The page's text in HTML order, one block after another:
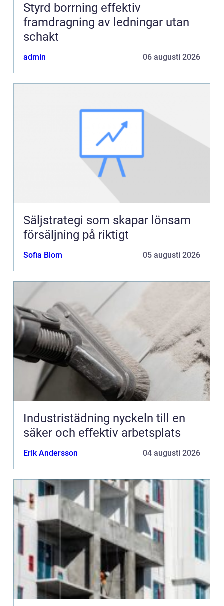
Styrd borrning effektiv
framdragning av ledningar utan
schakt
admin 06 augusti 2026
Säljstrategi som skapar lönsam
försäljning på riktigt
Sofia Blom 05 augusti 2026
Industristädning nyckeln till en
säker och effektiv arbetsplats
Erik Andersson 04 augusti 2026